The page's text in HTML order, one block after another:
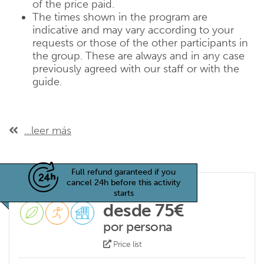
of the price paid.
The times shown in the program are
indicative and may vary according to your
requests or those of the other participants in
the group. These are always and in any case
previously agreed with our staff or with the
guide.
...leer más
Full refund garanteed if you
cancel 24h before this activity
starts
desde 75€
por persona
Price list